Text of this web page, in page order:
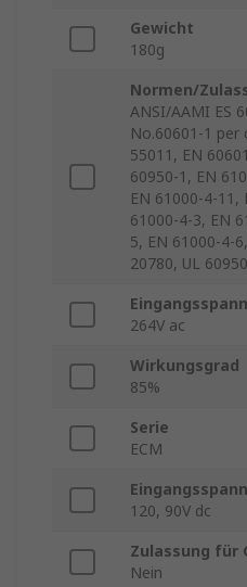
Gewicht
180g
Normen/
ANSI/AAMI ES
No.60601-1 per
55011, EN
60950-1, EN
EN 61000-4-11,
61000-4-3, EN
5, EN 61000-4-
20780, UL
264V ac
Wirkungsgrad
85%
Serie
ECM
120, 90V dc
Zulassung für
Nein